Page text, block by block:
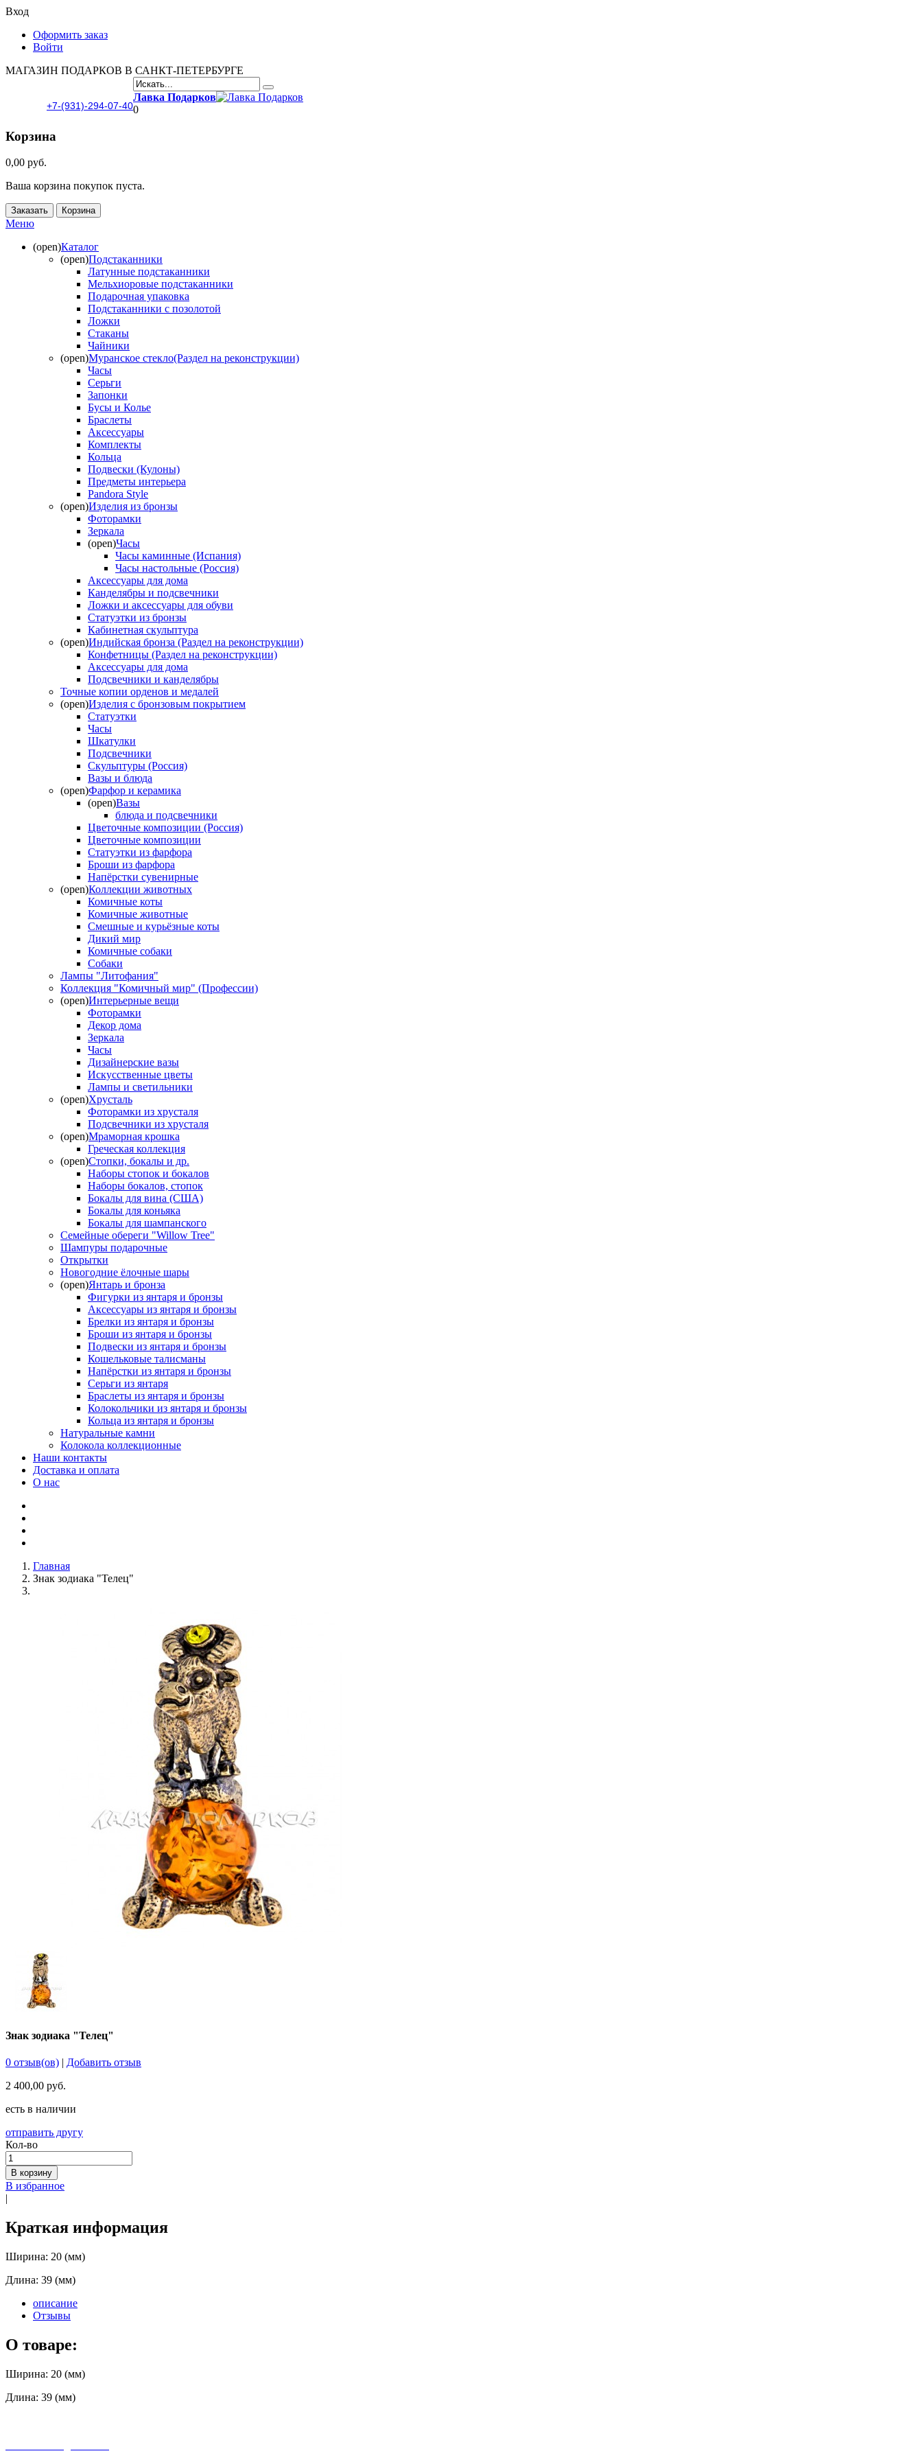
Вход
Оформить заказ
Войти
МАГАЗИН ПОДАРКОВ В САНКТ-ПЕТЕРБУРГЕ
+7-(931)-294-07-40
Лавка Подарков
0
Корзина
0,00 руб.
Ваша корзина покупок пуста.
Заказать Корзина
Меню
(open)Каталог
(open)Подстаканники
Латунные подстаканники
Мельхиоровые подстаканники
Подарочная упаковка
Подстаканники с позолотой
Ложки
Стаканы
Чайники
(open)Муранское стекло(Раздел на реконструкции)
Часы
Серьги
Запонки
Бусы и Колье
Браслеты
Аксессуары
Комплекты
Кольца
Подвески (Кулоны)
Предметы интерьера
Pandora Style
(open)Изделия из бронзы
Фоторамки
Зеркала
(open)Часы
Часы каминные (Испания)
Часы настольные (Россия)
Аксессуары для дома
Канделябры и подсвечники
Ложки и аксессуары для обуви
Статуэтки из бронзы
Кабинетная скульптура
(open)Индийская бронза (Раздел на реконструкции)
Конфетницы (Раздел на реконструкции)
Аксессуары для дома
Подсвечники и канделябры
Точные копии орденов и медалей
(open)Изделия с бронзовым покрытием
Статуэтки
Часы
Шкатулки
Подсвечники
Скульптуры (Россия)
Вазы и блюда
(open)Фарфор и керамика
(open)Вазы
блюда и подсвечники
Цветочные композиции (Россия)
Цветочные композиции
Статуэтки из фарфора
Броши из фарфора
Напёрстки сувенирные
(open)Коллекции животных
Комичные коты
Комичные животные
Смешные и курьёзные коты
Дикий мир
Комичные собаки
Собаки
Лампы "Литофания"
Коллекция "Комичный мир" (Профессии)
(open)Интерьерные вещи
Фоторамки
Декор дома
Зеркала
Часы
Дизайнерские вазы
Искусственные цветы
Лампы и светильники
(open)Хрусталь
Фоторамки из хрусталя
Подсвечники из хрусталя
(open)Мраморная крошка
Греческая коллекция
(open)Стопки, бокалы и др.
Наборы стопок и бокалов
Наборы бокалов, стопок
Бокалы для вина (США)
Бокалы для коньяка
Бокалы для шампанского
Семейные обереги "Willow Tree"
Шампуры подарочные
Открытки
Новогодние ёлочные шары
(open)Янтарь и бронза
Фигурки из янтаря и бронзы
Аксессуары из янтаря и бронзы
Брелки из янтаря и бронзы
Броши из янтаря и бронзы
Подвески из янтаря и бронзы
Кошельковые талисманы
Напёрстки из янтаря и бронзы
Серьги из янтаря
Браслеты из янтаря и бронзы
Колокольчики из янтаря и бронзы
Кольца из янтаря и бронзы
Натуральные камни
Колокола коллекционные
Наши контакты
Доставка и оплата
О нас
Главная
Знак зодиака "Телец"
Знак зодиака "Телец"
0 отзыв(ов) | Добавить отзыв
2 400,00 руб.
есть в наличии
отправить другу
Кол-во
В корзину
В избранное
|
Краткая информация
Ширина: 20 (мм)
Длина: 39 (мм)
описание
Отзывы
О товаре:
Ширина: 20 (мм)
Длина: 39 (мм)